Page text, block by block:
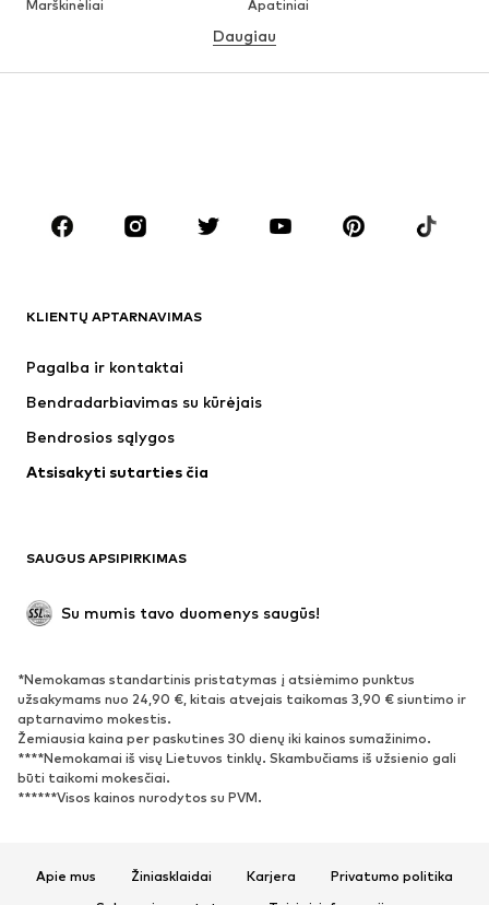
Marškinėliai
Apatiniai
Marškiniai
Paltai
Kostiumai ir švarkai
DRABUŽIAI
Striukės
Maudymosi drabužiai
Proginiai
BATAI
Naujienos
Atviri batai
Išskirtiniai
SPORTAS
Sportiniai drabužiai
AKSESUARAI
Daugiau
KLIENTŲ APTARNAVIMAS
Pagalba ir kontaktai
Bendradarbiavimas su kūrėjais
Bendrosios sąlygos
Atsisakyti sutarties čia
SAUGUS APSIPIRKIMAS
Su mumis tavo duomenys saugūs!
*Nemokamas standartinis pristatymas į atsiėmimo punktus
užsakymams nuo 24,90 €, kitais atvejais taikomas 3,90 € siuntimo ir
aptarnavimo mokestis.
Žemiausia kaina per paskutines 30 dienų iki kainos sumažinimo.
****Nemokamai iš visų Lietuvos tinklų. Skambučiams iš užsienio gali
būti taikomi mokesčiai.
******Visos kainos nurodytos su PVM.
Apie mus Žiniasklaidai Karjera
Privatumo politika